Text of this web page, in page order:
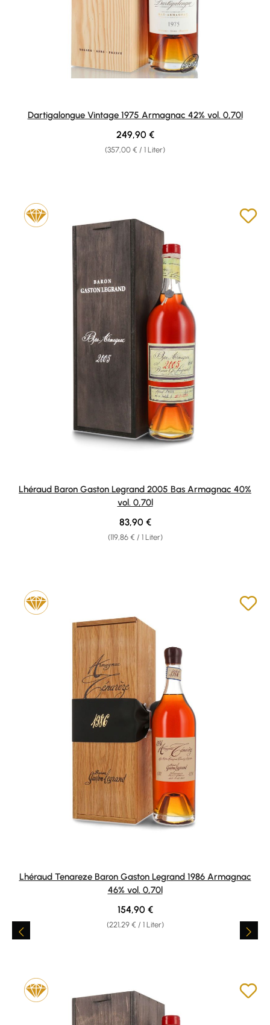
Dartigalongue Vintage 1975 Armagnac 42% vol. 0,70l
(357,00 € / 1 Liter)
Regulärer Preis:
249,90 €
Lhéraud Baron Gaston Legrand 2005 Bas Armagnac 40%
vol. 0,70l
(119,86 € / 1 Liter)
Regulärer Preis:
83,90 €
Lhéraud Tenareze Baron Gaston Legrand 1986 Armagnac
46% vol. 0,70l
(221,29 € / 1 Liter)
Regulärer Preis:
154,90 €